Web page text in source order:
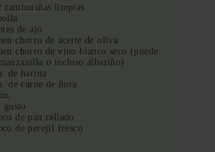
zamburiñas limpias
de ajo
chorro de aceite de oliva
chorro de vino blanco seco (puede
o incluso albariño)
de harina
de carne de ñora
gusto
de pan rallado
de perejil fresco